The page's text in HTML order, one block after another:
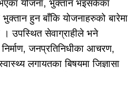
योजना, भुक्तान भइसकेका
हुन बाँकि योजनाहरुको बारेमा
। उपस्थित सेवाग्राहीले भने
जनप्रतिनिधीका आचरण,
लगायतका बिषयमा जिज्ञासा